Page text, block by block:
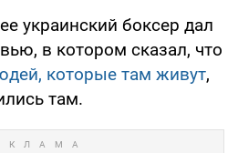
украинский боксер дал
в котором сказал, что
которые там живут,
там.